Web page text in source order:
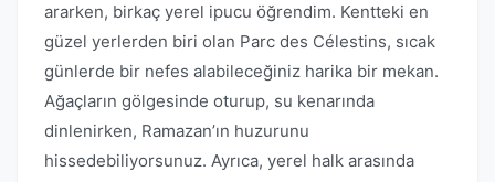
ararken, birkaç yerel ipucu öğrendim. Kentteki en
güzel yerlerden biri olan Parc des Célestins, sıcak
günlerde bir nefes alabileceğiniz harika bir mekan.
Ağaçların gölgesinde oturup, su kenarında
dinlenirken, Ramazan’ın huzurunu
hissedebiliyorsunuz. Ayrıca, yerel halk arasında